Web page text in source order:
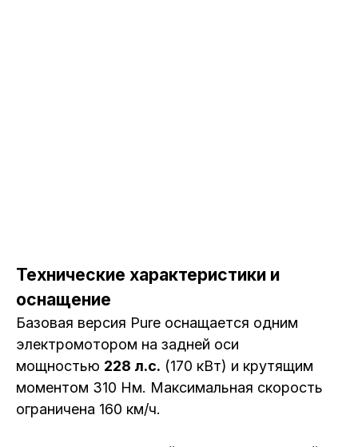
Технические характеристики и
оснащение
Базовая версия Pure оснащается одним
электромотором на задней оси
мощностью 228 л.с. (170 кВт) и крутящим
моментом 310 Нм. Максимальная скорость
ограничена 160 км/ч.